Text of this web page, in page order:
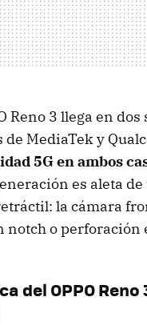
Reno 3 llega en dos
de MediaTek y
5G en ambos
es aleta
la cámara
notch o perforación
del OPPO Reno